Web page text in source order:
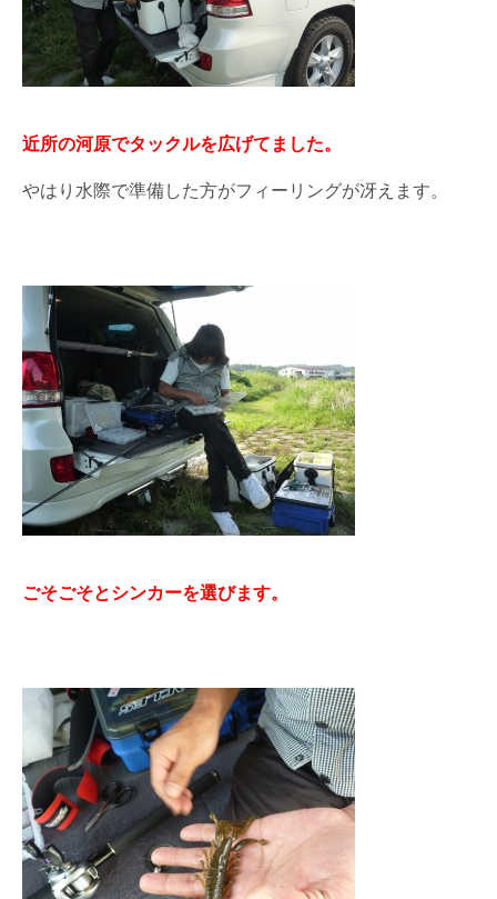
近所の河原でタックルを広げてました。
やはり水際で準備した方がフィーリングが冴えます。
ごそごそとシンカーを選びます。